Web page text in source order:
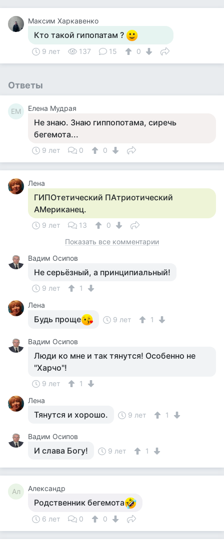
Максим Харкавенко
Кто такой гипопатам ?
9 лет 137 15 0
Ответы
ЕМ Елена Мудрая
Не знаю. Знаю гиппопотама, сиречь
бегемота...
9 лет 0 0
Лена
ГИПОтетический ПАтриотический
АМериканец.
9 лет 13
0
Показать все комментарии
Вадим Осипов
Не серьёзный, а принципиальный!
9 лет
1
Лена
Будь проще 9 лет 1
Вадим Осипов
Люди ко мне и так тянутся! Особенно не
"Харчо"!
9 лет
1
Лена
Тянутся и хорошо. 9 лет 1
Вадим Осипов
И слава Богу! 9 лет 1
Ал Александр
Родственник бегемота
6 лет 0 0